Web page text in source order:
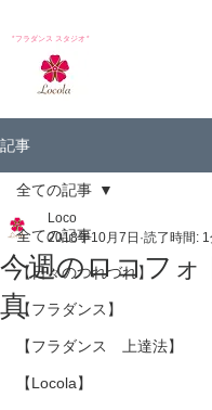
*フラダンス スタジオ*
記事
全ての記事
【日々のつれづれ】
【フラダンス】
【フラダンス 上達法】
【Locola】
全ての記事
今週のロコフォ
真
Loco
2018年10月7日 読了時間: